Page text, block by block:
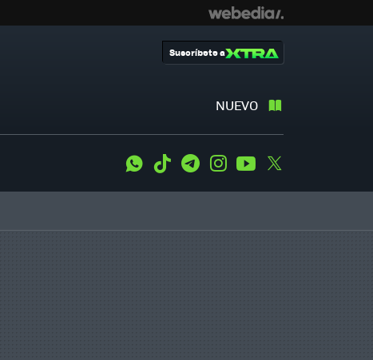
NUEVO
Suscríbete a
WhatsApp
Tiktok TelegramInstagramYoutube